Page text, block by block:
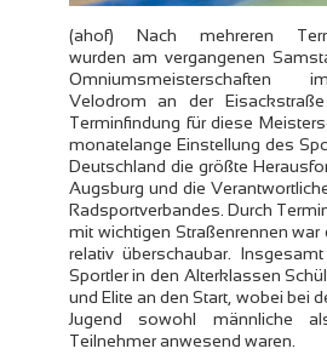
(ahof) Nach mehreren
wurden am vergangenen
Omniumsmeisterschaften
Velodrom an der
Terminfindung für diese
monatelange Einstellung des
Deutschland die größte
Augsburg und die
Radsportverbandes. Durch
mit wichtigen Straßenrennen
relativ überschaubar.
Sportler in den Alterklassen
und Elite an den Start, wobei bei
Jugend sowohl männliche
Teilnehmer anwesend waren.